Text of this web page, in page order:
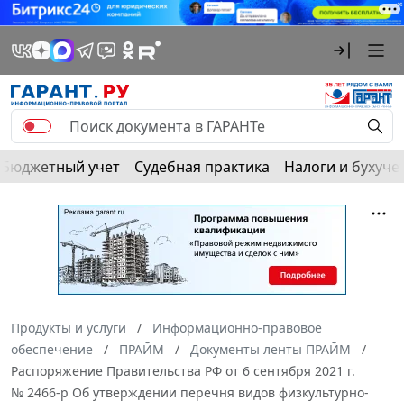
Бюджетный учет Судебная практика Налоги и
Продукты и услуги
Информационно-правовое
обеспечение
ПРАЙМ
Документы ленты ПРАЙМ
Распоряжение Правительства РФ от 6 сентября 2021 г.
№ 2466-р Об утверждении перечня видов физкультурно-